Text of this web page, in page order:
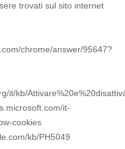
trovati sul sito internet
chrome/answer/95647?
it/kb/
it-
cookies
kb/PH5049